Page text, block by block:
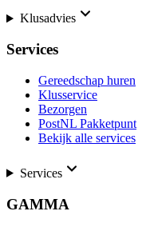
Klusadvies
Services
Gereedschap huren
Klusservice
Bezorgen
PostNL Pakketpunt
Bekijk alle services
Services
GAMMA